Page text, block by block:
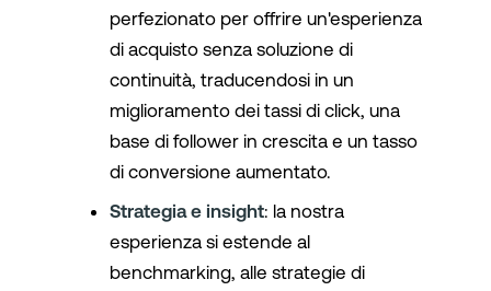
perfezionato per offrire un'esperienza
di acquisto senza soluzione di
continuità, traducendosi in un
miglioramento dei tassi di click, una
base di follower in crescita e un tasso
di conversione aumentato.
Strategia e insight: la nostra
esperienza si estende al
benchmarking, alle strategie di